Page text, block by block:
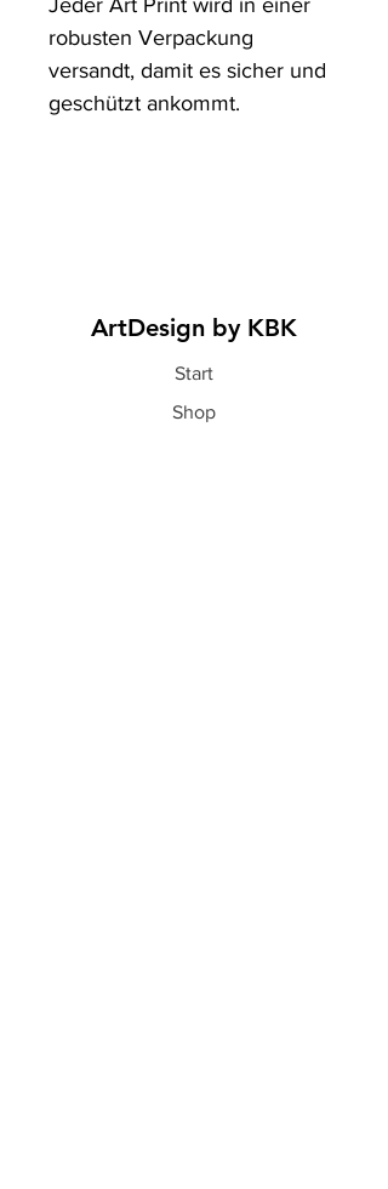
Jeder Art Print wird in einer
robusten Verpackung
versandt, damit es sicher und
geschützt ankommt.
ArtDesign by KBK
Start
Shop